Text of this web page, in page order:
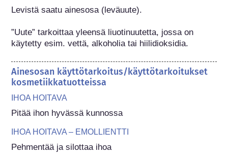
Levistä saatu ainesosa (leväuute).
”Uute” tarkoittaa yleensä liuotinuutetta, jossa on
käytetty esim. vettä, alkoholia tai hiilidioksidia.
Ainesosan käyttötarkoitus/käyttötarkoitukset
kosmetiikkatuotteissa
IHOA HOITAVA
Pitää ihon hyvässä kunnossa
IHOA HOITAVA – EMOLLIENTTI
Pehmentää ja silottaa ihoa